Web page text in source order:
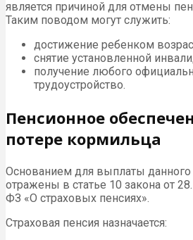
является причиной для отмены
Таким поводом могут служить:
достижение ребенком
снятие установленной
получение любого
трудоустройство.
Пенсионное
потере кормильца
Основанием для выплаты данного
отражены в статье 10 закона от
ФЗ «О страховых пенсиях».
Страховая пенсия назначается: